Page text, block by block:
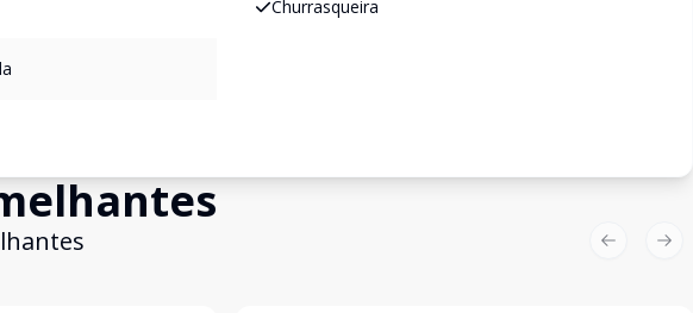
Churrasqueira
Previous